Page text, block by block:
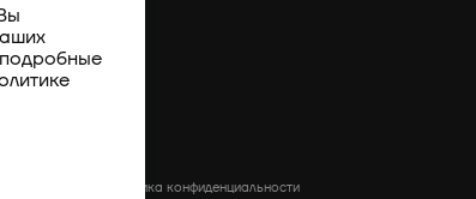
Политика конфиденциальности